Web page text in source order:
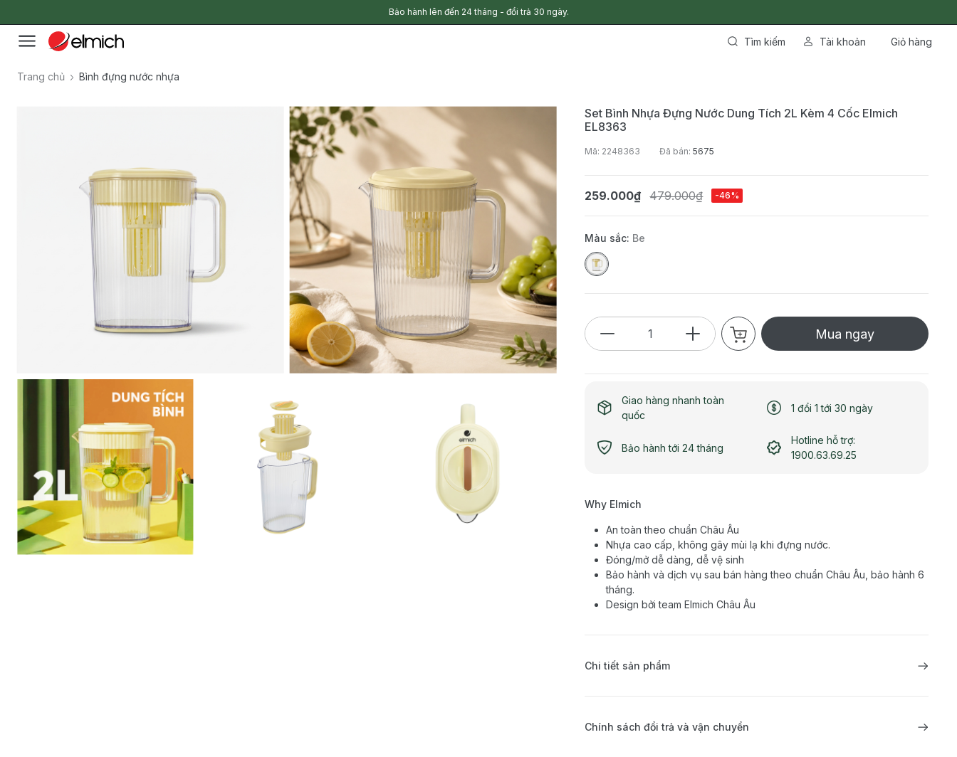
Bảo hành lên đến 24 tháng - đổi trả 30 ngày.
Tìm kiếm Tài khoản Giỏ hàng
Trang chủ Bình đựng nước nhựa
Set Bình Nhựa Đựng Nước Dung Tích 2L Kèm 4 Cốc Elmich
EL8363
Mã: 2248363 Đã bán:5675
259.000₫ 479.000₫ -46%
Màu sắc: Be
Mua ngay
Giao hàng nhanh toàn
quốc
1 đổi 1 tới 30 ngày
Bảo hành tới 24 tháng
Hotline hỗ trợ:
1900.63.69.25
Why Elmich
An toàn theo chuẩn Châu Âu
Nhựa cao cấp, không gây mùi lạ khi đựng nước.
Đóng/mở dễ dàng, dễ vệ sinh
Bảo hành và dịch vụ sau bán hàng theo chuẩn Châu Âu, bảo hành 6
tháng.
Design bởi team Elmich Châu Âu
Chi tiết sản phẩm
Chính sách đổi trả và vận chuyển